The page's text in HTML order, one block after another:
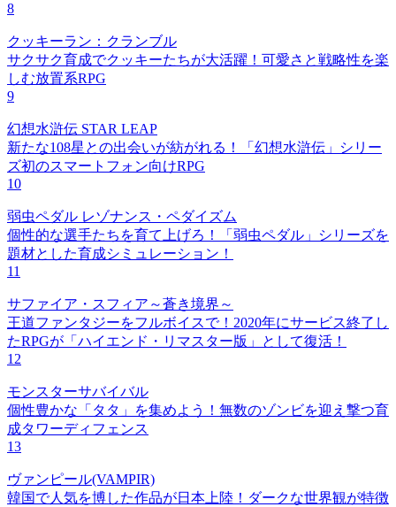
8
クッキーラン：クランブル
サクサク育成でクッキーたちが大活躍！可愛さと戦略性を楽
しむ放置系RPG
9
幻想水滸伝 STAR LEAP
新たな108星との出会いが紡がれる！「幻想水滸伝」シリー
ズ初のスマートフォン向けRPG
10
弱虫ペダル レゾナンス・ペダイズム
個性的な選手たちを育て上げろ！「弱虫ペダル」シリーズを
題材とした育成シミュレーション！
11
サファイア・スフィア～蒼き境界～
王道ファンタジーをフルボイスで！2020年にサービス終了し
たRPGが「ハイエンド・リマスター版」として復活！
12
モンスターサバイバル
個性豊かな「タタ」を集めよう！無数のゾンビを迎え撃つ育
成タワーディフェンス
13
ヴァンピール(VAMPIR)
韓国で人気を博した作品が日本上陸！ダークな世界観が特徴